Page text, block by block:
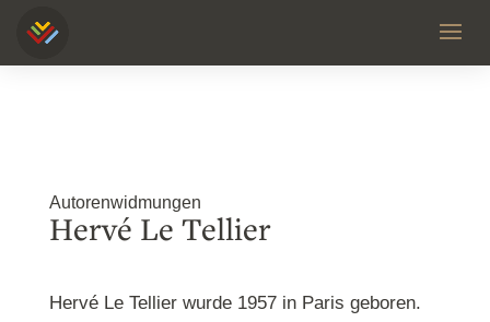
Autorenwidmungen
Hervé Le Tellier
Hervé Le Tellier wurde 1957 in Paris geboren.